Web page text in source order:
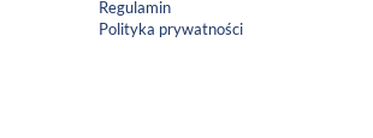
Regulamin
Polityka prywatności